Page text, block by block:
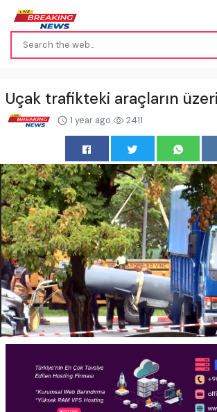
Uçak trafikteki araçların
1 year ago 2411